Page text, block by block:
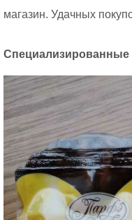
магазин. Удачных
Специализированные